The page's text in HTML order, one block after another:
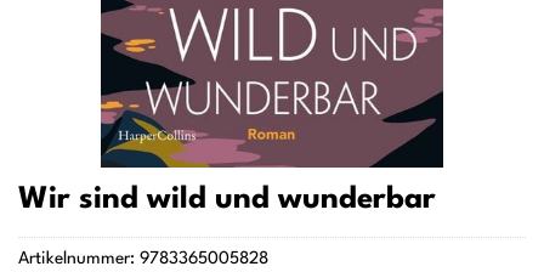
Wir sind wild und wunderbar
Artikelnummer: 9783365005828